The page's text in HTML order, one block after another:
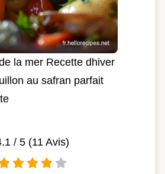
la mer Recette dhiver
au safran parfait
/ 5 (11 Avis)